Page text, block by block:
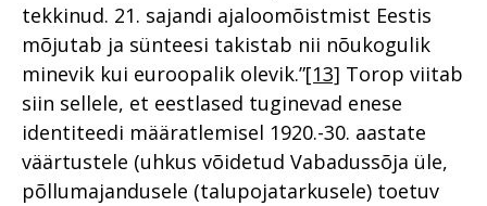
tekkinud. 21. sajandi ajaloomõistmist Eestis
mõjutab ja sünteesi takistab nii nõukogulik
minevik kui euroopalik olevik.”[13] Torop viitab
siin sellele, et eestlased tuginevad enese
identiteedi määratlemisel 1920.-30. aastate
väärtustele (uhkus võidetud Vabadussõja üle,
põllumajandusele (talupojatarkusele) toetuv